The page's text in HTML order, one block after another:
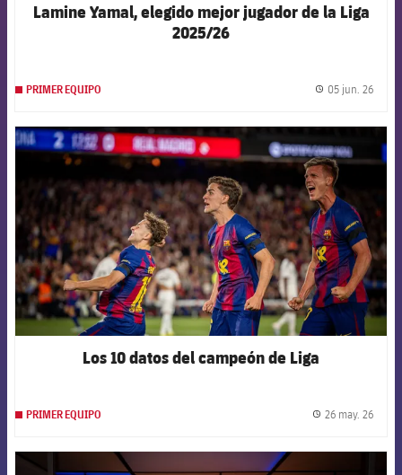
Lamine Yamal, elegido mejor jugador de la Liga
2025/26
PRIMER EQUIPO 05 jun. 26
FCB Barcelona badge
Los 10 datos del campeón de Liga
PRIMER EQUIPO 26 may. 26
FCB Barcelona badge